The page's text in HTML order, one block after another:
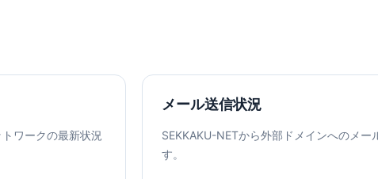
ワークの最新状況
メール送信状況
SEKKAKU-NETから外部ドメインへのメー
す。